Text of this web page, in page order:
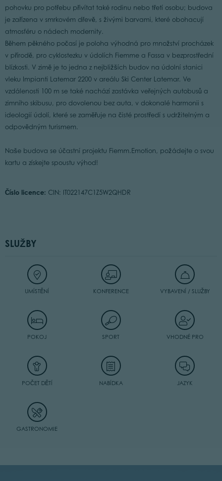
pohovku pro potřebu přivítat také rodinu nebo třetí osobu; budova
je zařízena v smrkovém dřevě, s živými barvami, které obohacují
atmosféru o nádech modernity.
Během pěkného počasí je poloha výhodná pro množství procházek
v přírodě, pro cyklostezku v údolích Fiemme a Fassa v bezprostřední
blízkosti. V zimě je to jedna z nejbližších budov na údolní stanici
vleku Impianti Latemar 2200 v areálu Ski Center Latemar. Ve
vzdálenosti 100 m se také nachází zastávka veřejných autobusů a
zimního skibusu, pro dovolenou bez auta, v dokonalé harmonii s
ideologií údolí, které se zaměřuje na čisté prostředí s udržitelným a
odpovědným turismem.
Naše budova se účastní projektu Fiemm.Emotion, požádejte o svou
kartu a získejte spoustu výhod!
Číslo licence: CIN: IT022147C1Z5W2QHDR
SLUŽBY
UMÍSTĚNÍ KONFERENCE VYBAVENÍ / SLUŽBY
POKOJ SPORT VHODNÉ PRO
POČET DĚTÍ NABÍDKA JAZYK
GASTRONOMIE